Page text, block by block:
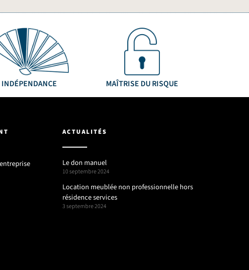
INDÉPENDANCE MAÎTRISE DU RISQUE
ACTUALITÉS
Le don manuel
10 septembre 2024
Location meublée non professionnelle hors
résidence services
3 septembre 2024